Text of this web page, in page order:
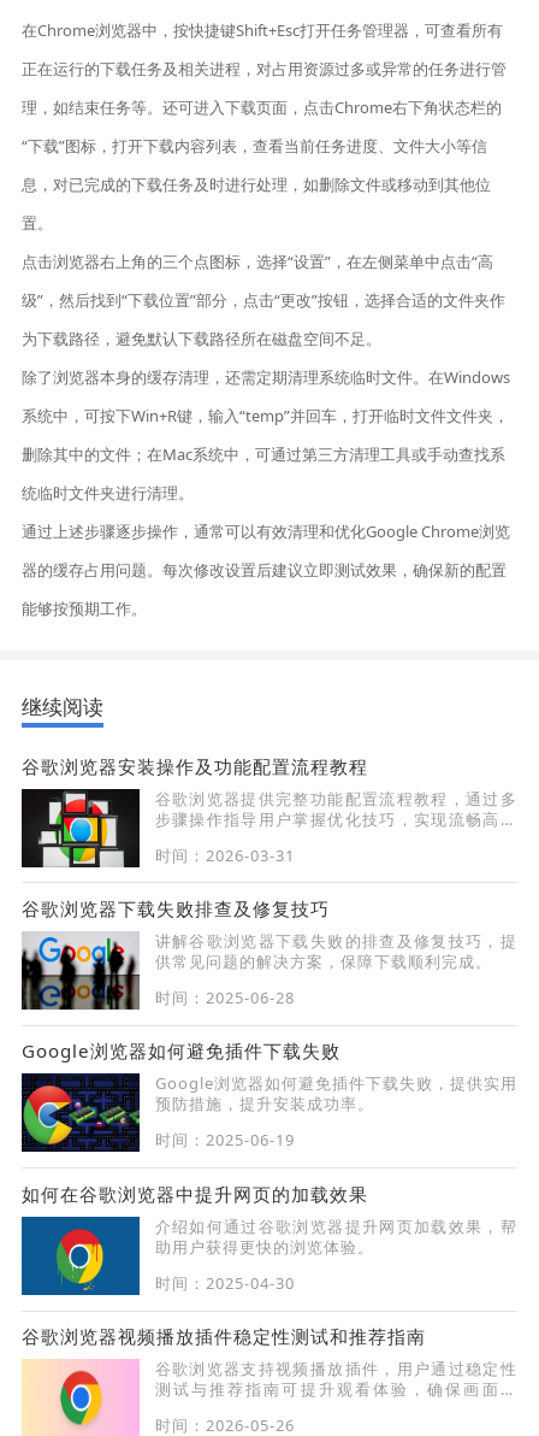
在Chrome浏览器中，按快捷键Shift+Esc打开任务管理器，可查看所有
正在运行的下载任务及相关进程，对占用资源过多或异常的任务进行管
理，如结束任务等。还可进入下载页面，点击Chrome右下角状态栏的
“下载”图标，打开下载内容列表，查看当前任务进度、文件大小等信
息，对已完成的下载任务及时进行处理，如删除文件或移动到其他位
置。
点击浏览器右上角的三个点图标，选择“设置”，在左侧菜单中点击“高
级”，然后找到“下载位置”部分，点击“更改”按钮，选择合适的文件夹作
为下载路径，避免默认下载路径所在磁盘空间不足。
除了浏览器本身的缓存清理，还需定期清理系统临时文件。在Windows
系统中，可按下Win+R键，输入“temp”并回车，打开临时文件文件夹，
删除其中的文件；在Mac系统中，可通过第三方清理工具或手动查找系
统临时文件夹进行清理。
通过上述步骤逐步操作，通常可以有效清理和优化Google Chrome浏览
器的缓存占用问题。每次修改设置后建议立即测试效果，确保新的配置
能够按预期工作。
继续阅读
谷歌浏览器安装操作及功能配置流程教程
谷歌浏览器提供完整功能配置流程教程，通过多
步骤操作指导用户掌握优化技巧，实现流畅高效
时间：2026-03-31
谷歌浏览器下载失败排查及修复技巧
讲解谷歌浏览器下载失败的排查及修复技巧，提
供常见问题的解决方案，保障下载顺利完成。
时间：2025-06-28
Google浏览器如何避免插件下载失败
Google浏览器如何避免插件下载失败，提供实用
预防措施，提升安装成功率。
时间：2025-06-19
如何在谷歌浏览器中提升网页的加载效果
介绍如何通过谷歌浏览器提升网页加载效果，帮
助用户获得更快的浏览体验。
时间：2025-04-30
谷歌浏览器视频播放插件稳定性测试和推荐指南
谷歌浏览器支持视频播放插件，用户通过稳定性
测试与推荐指南可提升观看体验，确保画面流
时间：2026-05-26